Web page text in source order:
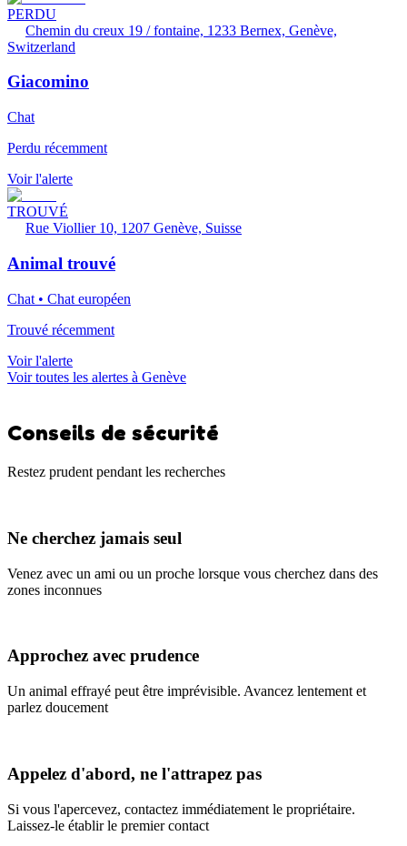
PERDU
Chemin du creux 19 / fontaine, 1233 Bernex, Genève,
Switzerland
Giacomino
Chat
Perdu récemment
Voir l'alerte
TROUVÉ
Rue Viollier 10, 1207 Genève, Suisse
Animal trouvé
Chat • Chat européen
Trouvé récemment
Voir l'alerte
Voir toutes les alertes à Genève
Conseils de sécurité
Restez prudent pendant les recherches
Ne cherchez jamais seul
Venez avec un ami ou un proche lorsque vous cherchez dans des
zones inconnues
Approchez avec prudence
Un animal effrayé peut être imprévisible. Avancez lentement et
parlez doucement
Appelez d'abord, ne l'attrapez pas
Si vous l'apercevez, contactez immédiatement le propriétaire.
Laissez-le établir le premier contact